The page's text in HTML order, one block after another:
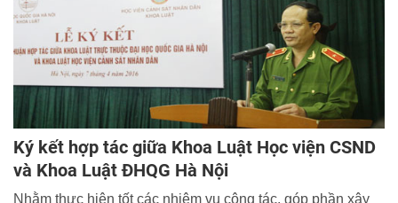
Ký kết hợp tác giữa Khoa Luật Học viện CSND
và Khoa Luật ĐHQG Hà Nội
Nhằm thực hiện tốt các nhiệm vụ công tác, góp phần xây